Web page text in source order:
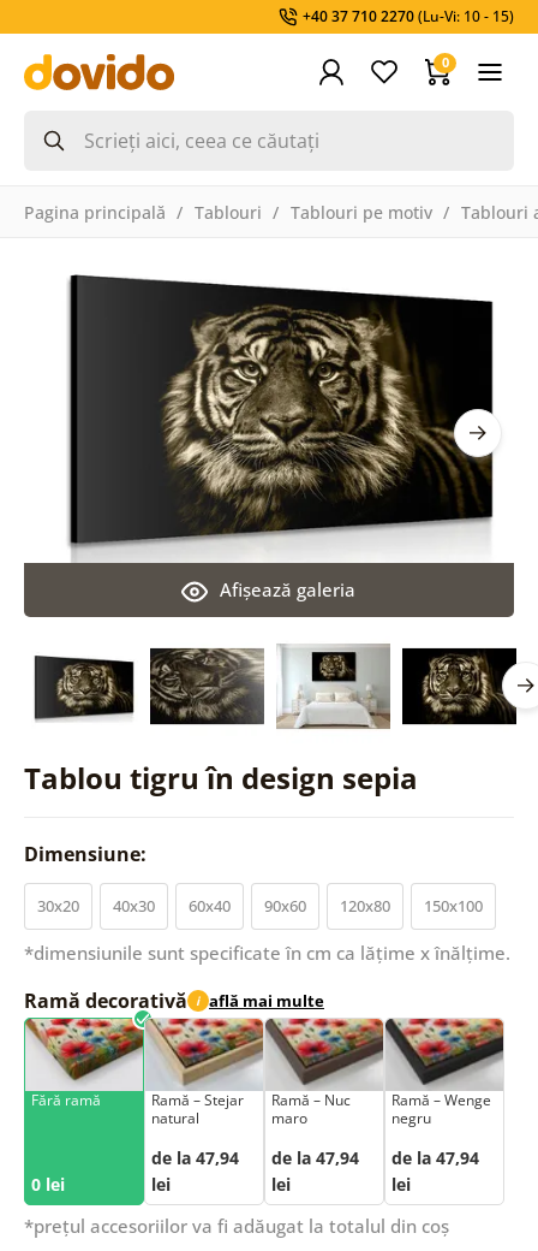
+40 37 710 2270(Lu-Vi: 10 - 15)
0
Pagina principală Tablouri Tablouri pe motiv Tablouri
Tablou tigru în design sepia
Afişează galeria
Dimensiune:
30x20 40x30 60x40 90x60 120x80 150x100
*dimensiunile sunt specificate în cm ca lățime x înălțime.
Ramă decorativă i află mai multe
Fără ramă
0 lei
Ramă – Stejar
natural
de la 47,94
lei
Ramă – Nuc
maro
de la 47,94
lei
Ramă – Wenge
negru
de la 47,94
lei
*prețul accesoriilor va fi adăugat la totalul din coș